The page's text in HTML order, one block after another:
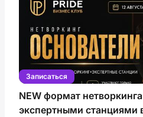
Записаться
NEW формат
экспертными станциями